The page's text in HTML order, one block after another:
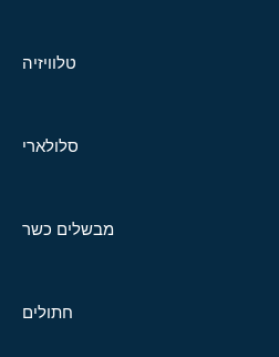
טלוויזיה
סלולארי
מבשלים כשר
חתולים